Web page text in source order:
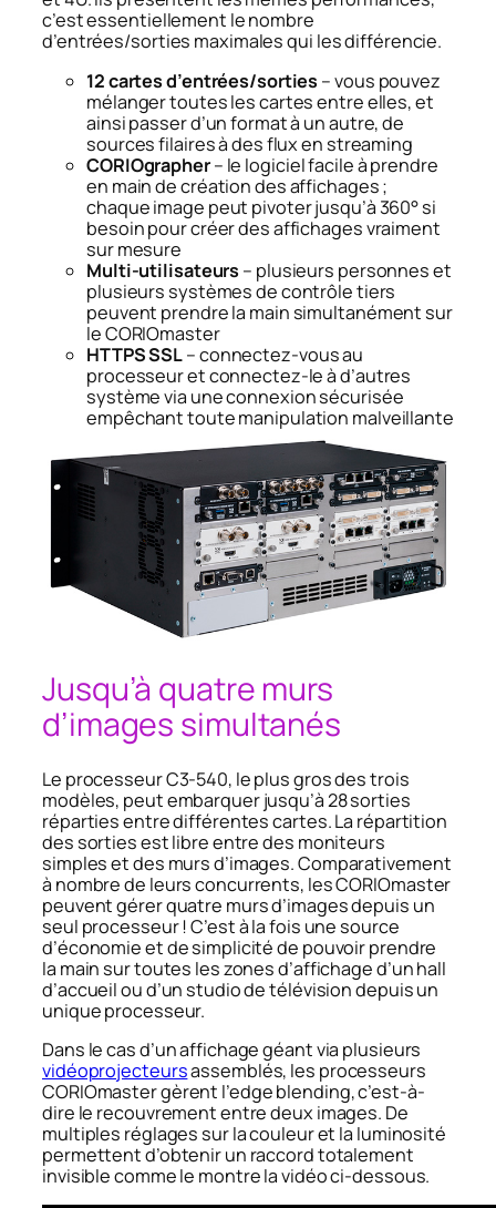
c’est essentiellement le nombre
d’entrées/sorties maximales qui les différencie.
12 cartes d’entrées/sorties – vous pouvez
mélanger toutes les cartes entre elles, et
ainsi passer d’un format à un autre, de
sources filaires à des flux en streaming
CORIOgrapher– le logiciel facile à prendre
en main de création des affichages ;
chaque image peut pivoter jusqu’à 360° si
besoin pour créer des affichages vraiment
sur mesure
Multi-utilisateurs – plusieurs personnes et
plusieurs systèmes de contrôle tiers
peuvent prendre la main simultanément sur
le CORIOmaster
HTTPS SSL– connectez-vous au
processeur et connectez-le à d’autres
système via une connexion sécurisée
empêchant toute manipulation malveillante
Jusqu’à quatre murs
d’images simultanés
Le processeur C3-540, le plus gros des trois
modèles, peut embarquer jusqu’à 28 sorties
réparties entre différentes cartes. La répartition
des sorties est libre entre des moniteurs
simples et des murs d’images. Comparativement
à nombre de leurs concurrents, les CORIOmaster
peuvent gérer quatre murs d’images depuis un
seul processeur ! C’est à la fois une source
d’économie et de simplicité de pouvoir prendre
la main sur toutes les zones d’affichage d’un hall
d’accueil ou d’un studio de télévision depuis un
unique processeur.
Dans le cas d’un affichage géant via plusieurs
vidéoprojecteursassemblés, les processeurs
CORIOmaster gèrent l’edge blending, c’est-à-
dire le recouvrement entre deux images. De
multiples réglages sur la couleur et la luminosité
permettent d’obtenir un raccord totalement
invisible comme le montre la vidéo ci-dessous.